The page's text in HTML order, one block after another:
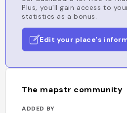
Plus, you'll gain access to
statistics as a bonus.
Edit your place's
The mapstr community
ADDED BY